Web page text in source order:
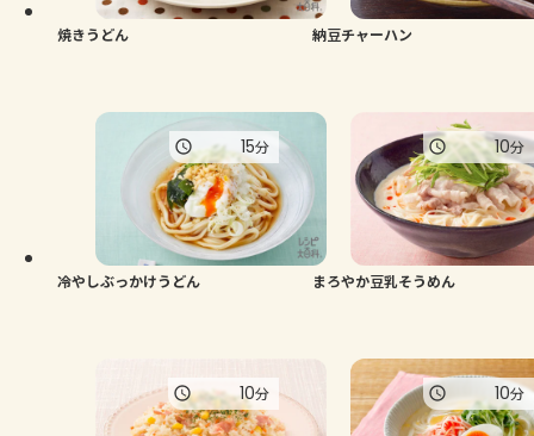
焼きうどん 納豆チャーハン
冷やしぶっかけうどん
15分
まろやか豆乳そうめん
10分
10分 10分